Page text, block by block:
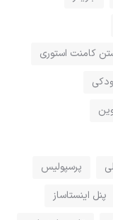
کامنت استوری
پرسپولیس
پنل اینستاساز